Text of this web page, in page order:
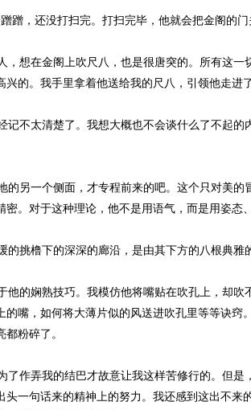
蹭，还没打扫完。打扫完毕，他就会把金阁的门
想在金阁上吹尺八，也是很唐突的。所有这一
的。我手里拿着他送给我的尺八，引领他走进了
不太清楚了。我想大概也不会谈什么了不起
另一个侧面，才专程前来的吧。这个只对美的
。对于这种理论，他不是用语气，而是用姿态
挑橹下的深深的廊沿，是由其下方的八根典雅
的娴熟技巧。我模仿他将嘴贴在吹孔上，却
嘴，如何将大薄片似的风送进吹孔里等等诀
粉碎了。
作弄我的结巴才故意让我这样苦修行的。但是
一句话来的精神上的努力。我还感到这出不